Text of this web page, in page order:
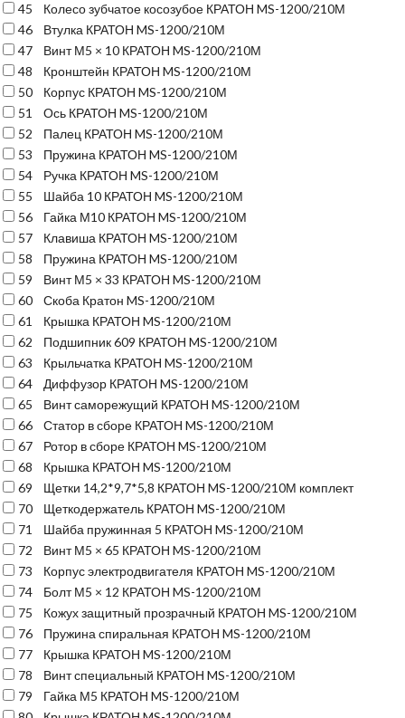
45
Колесо зубчатое косозубое КРАТОН MS-1200/210М
46
Втулка КРАТОН MS-1200/210М
47
Винт М5 × 10 КРАТОН MS-1200/210М
48
Кронштейн КРАТОН MS-1200/210М
50
Корпус КРАТОН MS-1200/210М
51
Ось КРАТОН MS-1200/210М
52
Палец КРАТОН MS-1200/210М
53
Пружина КРАТОН MS-1200/210М
54
Ручка КРАТОН MS-1200/210М
55
Шайба 10 КРАТОН MS-1200/210М
56
Гайка М10 КРАТОН MS-1200/210М
57
Клавиша КРАТОН MS-1200/210М
58
Пружина КРАТОН MS-1200/210М
59
Винт М5 × 33 КРАТОН MS-1200/210М
60
Скоба Кратон MS-1200/210М
61
Крышка КРАТОН MS-1200/210М
62
Подшипник 609 КРАТОН MS-1200/210М
63
Крыльчатка КРАТОН MS-1200/210М
64
Диффузор КРАТОН MS-1200/210М
65
Винт саморежущий КРАТОН MS-1200/210М
66
Статор в сборе КРАТОН MS-1200/210М
67
Ротор в сборе КРАТОН MS-1200/210М
68
Крышка КРАТОН MS-1200/210М
69
Щетки 14,2*9,7*5,8 КРАТОН MS-1200/210М комплект
70
Щеткодержатель КРАТОН MS-1200/210М
71
Шайба пружинная 5 КРАТОН MS-1200/210М
72
Винт М5 × 65 КРАТОН MS-1200/210М
73
Корпус электродвигателя КРАТОН MS-1200/210М
74
Болт М5 × 12 КРАТОН MS-1200/210М
75
Кожух защитный прозрачный КРАТОН MS-1200/210М
76
Пружина спиральная КРАТОН MS-1200/210М
77
Крышка КРАТОН MS-1200/210М
78
Винт специальный КРАТОН MS-1200/210М
79
Гайка М5 КРАТОН MS-1200/210М